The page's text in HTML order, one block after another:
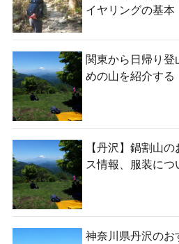
イヤリングの基本
関東から日帰り登
めの山を紹介する
【丹沢】鍋割山
ス情報、服装につ
神奈川県丹沢のお